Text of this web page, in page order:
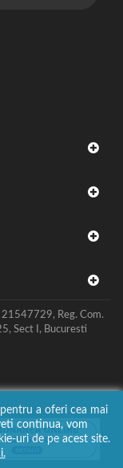
a oferi cea mai
continua, vom
uri de pe acest site.
Reg. Com.
Sect I, Bucuresti